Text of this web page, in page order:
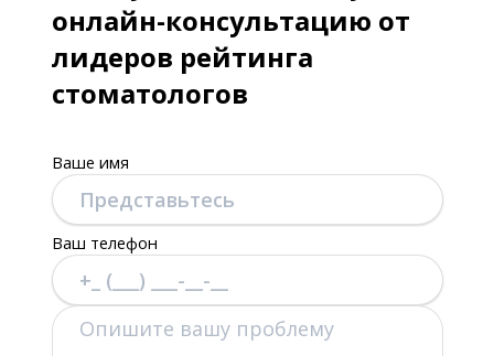
онлайн-консультацию от
лидеров рейтинга
стоматологов
Ваше имя
Ваш телефон